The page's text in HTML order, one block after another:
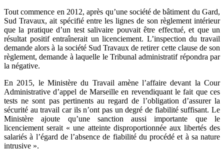
Tout commence en 2012, après qu’une société de bâtiment du Gard,
Sud Travaux, ait spécifié entre les lignes de son règlement intérieur
que la pratique d’un test salivaire pouvait être effectué, et que un
résultat positif entraînerait un licenciement. L’inspection du travail
demande alors à la société Sud Travaux de retirer cette clause de son
règlement, demande à laquelle le Tribunal administratif répondra par
la négative.
En 2015, le Ministère du Travail amène l’affaire devant la Cour
Administrative d’appel de Marseille en revendiquant le fait que ces
tests ne sont pas pertinents au regard de l’obligation d’assurer la
sécurité au travail car ils n’ont pas un degré de fiabilité suffisant. Le
Ministère ajoute qu’une sanction aussi importante que le
licenciement serait « une atteinte disproportionnée aux libertés des
salariés à l’égard de l’absence de fiabilité du procédé et à sa nature
intrusive ».